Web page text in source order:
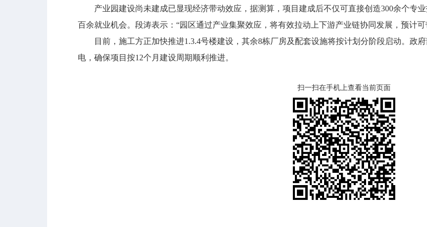
产业园建设尚未建成已显现经济带动效应，据测算，项目建成后不仅可直接创造300余个专
百余就业机会。段涛表示：“园区通过产业集聚效应，将有效拉动上下游产业链协同发展，预计
目前，施工方正加快推进1.3.4号楼建设，其余8栋厂房及配套设施将按计划分阶段启动。政府
电，确保项目按12个月建设周期顺利推进。
扫一扫在手机上查看当前页面